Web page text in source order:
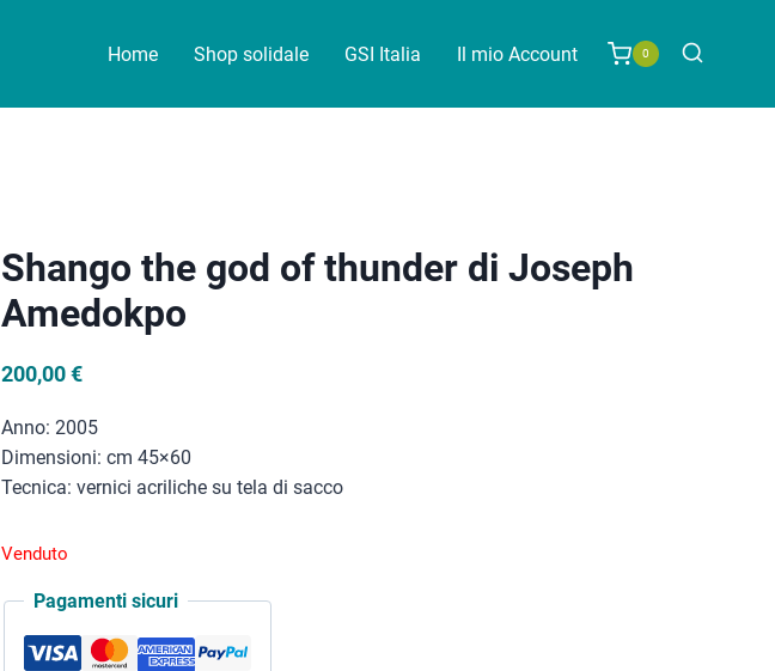
Home Shop solidale GSI Italia Il mio Account 0
Shango the god of thunder di Joseph
Amedokpo
200,00€
Anno: 2005
Dimensioni: cm 45×60
Tecnica: vernici acriliche su tela di sacco
Venduto
Pagamenti sicuri